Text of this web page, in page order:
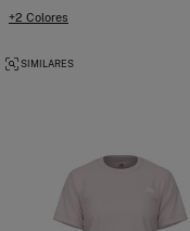
+2 Colores
SIMILARES